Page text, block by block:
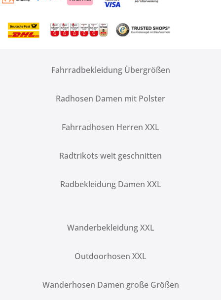
Fahrradbekleidung Übergrößen
Radhosen Damen mit Polster
Fahrradhosen Herren XXL
Radtrikots weit geschnitten
Radbekleidung Damen XXL
Wanderbekleidung XXL
Outdoorhosen XXL
Wanderhosen Damen große Größen